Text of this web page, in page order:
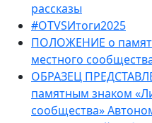
рассказы
#OTVSИтоги2025
ПОЛОЖЕНИЕ о
местного
ОБРАЗЕЦ
памятным знаком
сообщества»